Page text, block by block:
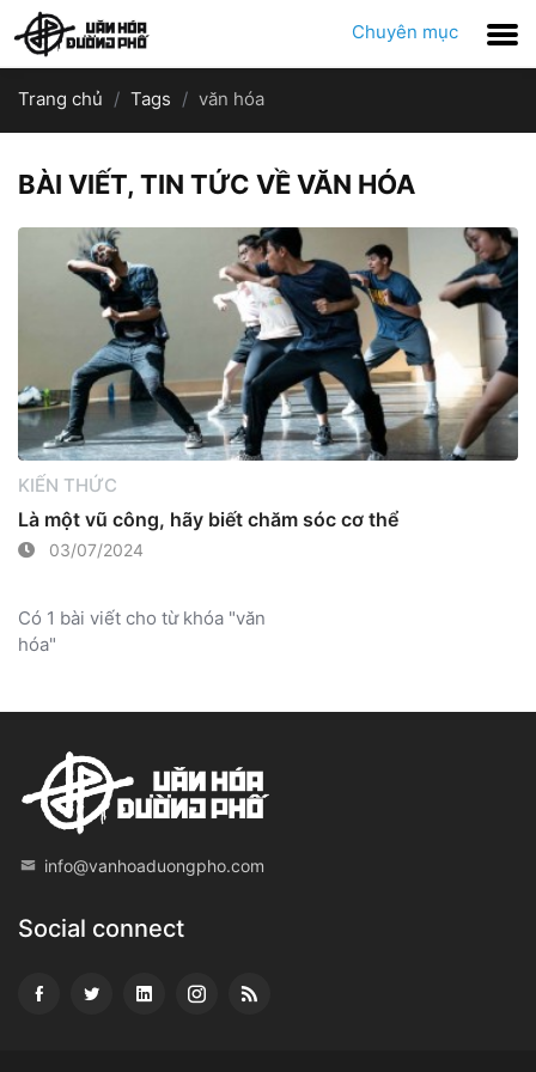
Chuyên mục
Trang chủ Tags văn hóa
BÀI VIẾT, TIN TỨC VỀ VĂN HÓA
KIẾN THỨC
Là một vũ công, hãy biết chăm sóc cơ thể
03/07/2024
Có 1 bài viết cho từ khóa "văn
hóa"
info@vanhoaduongpho.com
Social connect